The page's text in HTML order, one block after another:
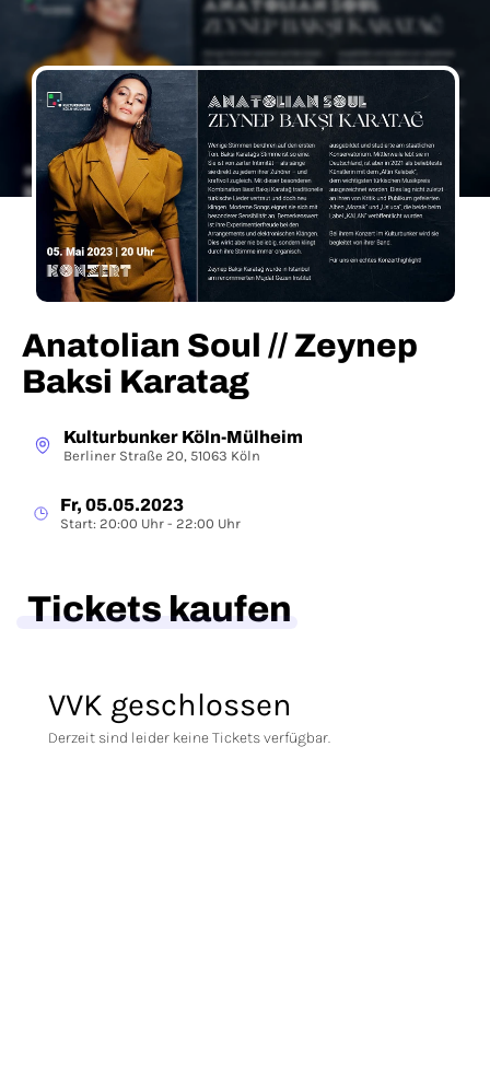
Anatolian Soul // Zeynep
Baksi Karatag
Kulturbunker Köln-Mülheim
Berliner Straße 20, 51063 Köln
Fr, 05.05.2023
Start: 20:00 Uhr - 22:00 Uhr
Tickets kaufen
VVK geschlossen
Derzeit sind leider keine Tickets verfügbar.